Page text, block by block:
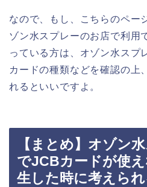
なので、もし、こちらのペー
ゾン水スプレーのお店で利用
っている方は、オゾン水スプ
カードの種類などを確認の上
れるといいですよ。
【まとめ】オゾン
でJCBカードが使
生した時に考えら